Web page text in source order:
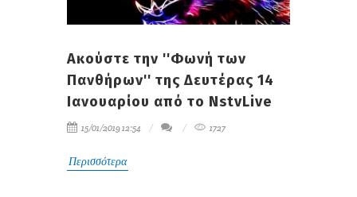
Aκούστε την ''Φωνή των
Πανθήρων'' της Δευτέρας 14
Ιανουαρίου από το NstvLive
15/01/2019 12:54 1727
Περισσότερα